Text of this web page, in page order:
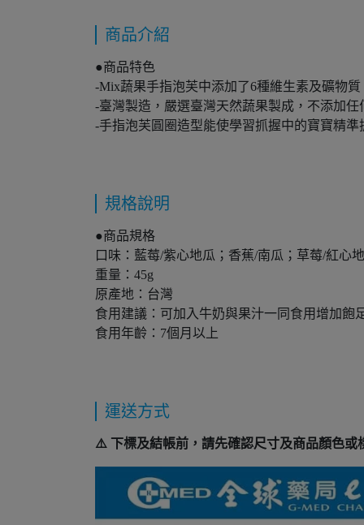
商品介紹
●商品特色
-Mix蔬果手指泡芙中添加了6種維生素及礦物
-臺灣製造，嚴選臺灣天然蔬果製成，不添加
-手指泡芙圓圈造型能使學習抓握中的寶寶精
規格說明
●商品規格
口味：藍莓/紫心地瓜；香蕉/南瓜；草莓/紅心
重量：45g
原產地：台灣
食用建議：可加入牛奶與果汁一同食用增加飽
食用年齡：7個月以上
運送方式
⚠️ 下標及結帳前，請先確認尺寸及商品顏色或